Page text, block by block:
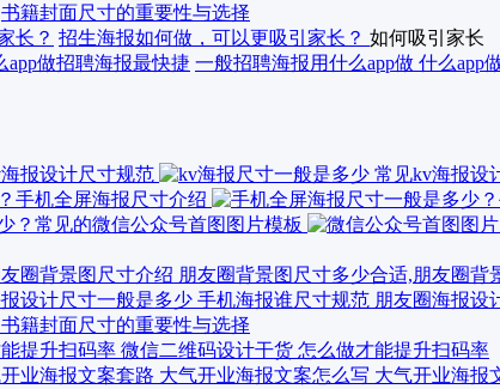
书籍封面尺寸的重要性与选择
招生海报如何做，可以更吸引家长？ 如何吸引家长
一般招聘海报用什么app做 什么app
朋友圈背景图尺寸多少合适,朋友圈背
手机海报谁尺寸规范 朋友圈海报设
书籍封面尺寸的重要性与选择
微信二维码设计干货 怎么做才能提升扫码率
大气开业海报文案怎么写 大气开业海报